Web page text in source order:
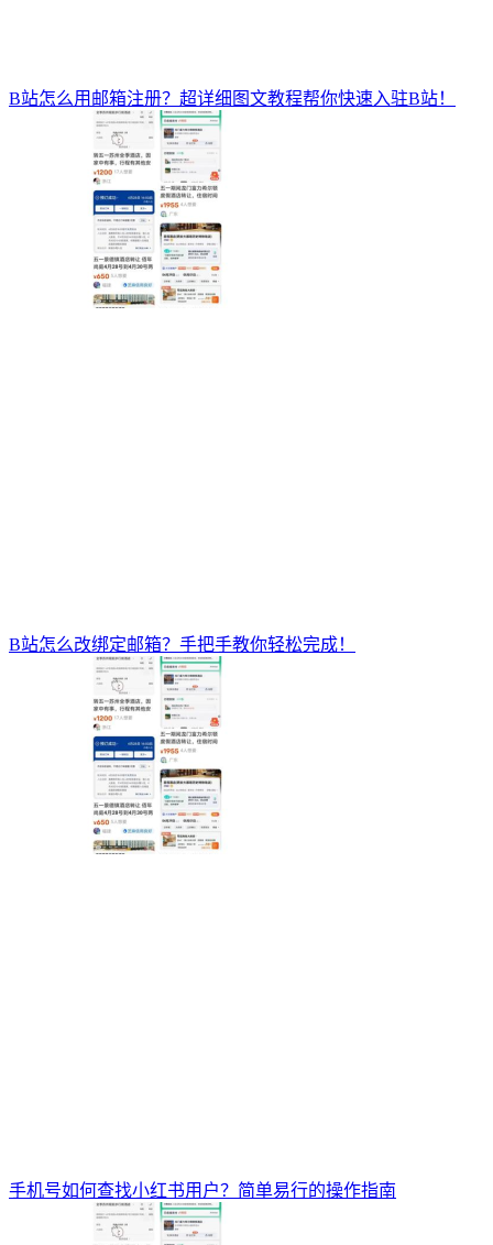
B站怎么用邮箱注册？超详细图文教程帮你快速入驻B站！
B站怎么改绑定邮箱？手把手教你轻松完成！
手机号如何查找小红书用户？简单易行的操作指南